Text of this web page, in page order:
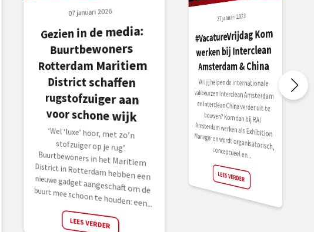
07 januari 2026
Gezien in de media:
Buurtbewoners
Rotterdam Maritiem
District schaffen
rugstofzuiger aan
voor schone wijk
‘Wel ‘luxe’ hoor, met zo’n
stofzuiger op je rug’.
Buurtbewoners in het Maritiem
District in Rotterdam hebben een
nieuwe gadget aangeschaft om de buurt mee schoon te houden: een...
LEES VERDER
27 januari 2023
#VacatureVrijdag Kom
werken bij Interclean
Amsterdam & China
Wil jij helpen de internationale
vakbeurzen Interclean Amsterdam
en Interclean China verder uit te
bouwen? Kom dan bij RAI
Amsterdam werken als Exhibition
Manager en wordt organisatorisch,
conceptueel en...
LEES VERDER